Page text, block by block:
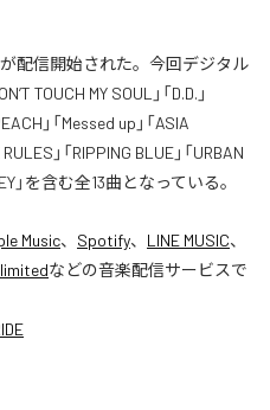
」が配信開始された。今回デジタル
TOUCH MY SOUL」「D.D.」
」「Messed up」「ASIA
」「RIPPING BLUE」「URBAN
」を含む全13曲となっている。
Music、 Spotify、 LINE MUSIC、
などの音楽配信サービスで